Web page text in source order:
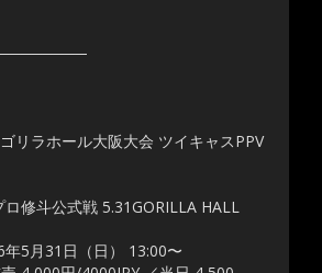
リラホール大阪大会 ツイキャスPPV
ロ修斗公式戦 5.31GORILLA HALL
年5月31日（日） 13:00〜